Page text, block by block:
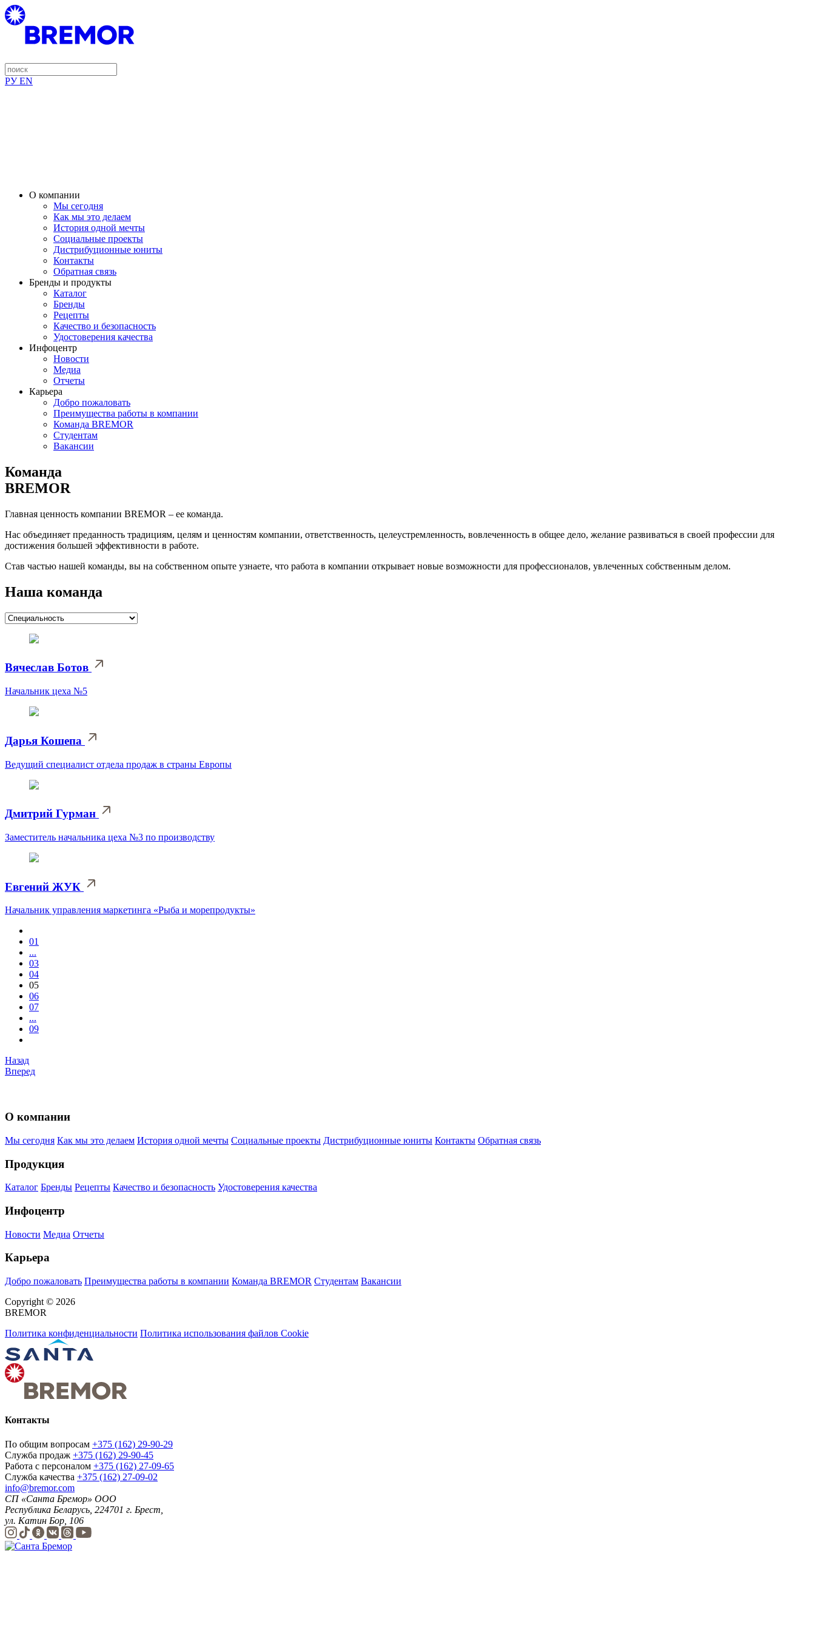
РУ EN
О компании
Мы сегодня
Как мы это делаем
История одной мечты
Социальные проекты
Дистрибуционные юниты
Контакты
Обратная связь
Бренды и продукты
Каталог
Бренды
Рецепты
Качество и безопасность
Удостоверения качества
Инфоцентр
Новости
Медиа
Отчеты
Карьера
Добро пожаловать
Преимущества работы в компании
Команда BREMOR
Студентам
Вакансии
Команда
BREMOR
Главная ценность компании BREMOR – ее команда.
Нас объединяет преданность традициям, целям и ценностям компании, ответственность, целеустремленность, вовлеченность в общее дело, желание развиваться в своей профессии для
достижения большей эффективности в работе.
Став частью нашей команды, вы на собственном опыте узнаете, что работа в компании открывает новые возможности для профессионалов, увлеченных собственным делом.
Наша команда
Вячеслав Ботов
Начальник цеха №5
Дарья Кошепа
Ведущий специалист отдела продаж в страны Европы
Дмитрий Гурман
Заместитель начальника цеха №3 по производству
Евгений ЖУК
Начальник управления маркетинга «Рыба и морепродукты»
01
...
03
04
05
06
07
...
09
Назад
Вперед
О компании
Мы сегодня Как мы это делаем История одной мечты Социальные проекты Дистрибуционные юниты Контакты Обратная связь
Продукция
Каталог Бренды Рецепты Качество и безопасность Удостоверения качества
Инфоцентр
Новости Медиа Отчеты
Карьера
Добро пожаловать Преимущества работы в компании Команда BREMOR Студентам Вакансии
Copyright © 2026
BREMOR
Политика конфиденциальности Политика использования файлов Cookie
Контакты
По общим вопросам +375 (162) 29-90-29
Служба продаж +375 (162) 29-90-45
Работа с персоналом +375 (162) 27-09-65
Служба качества +375 (162) 27-09-02
info@bremor.com
СП «Санта Бремор» ООО
Республика Беларусь, 224701 г. Брест,
ул. Катин Бор, 106